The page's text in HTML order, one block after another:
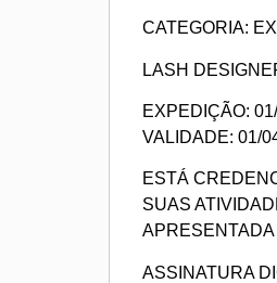
CATEGORIA:
LASH
EXPEDIÇÃO:
VALIDADE: 01/
ESTÁ
SUAS
ASSINATURA